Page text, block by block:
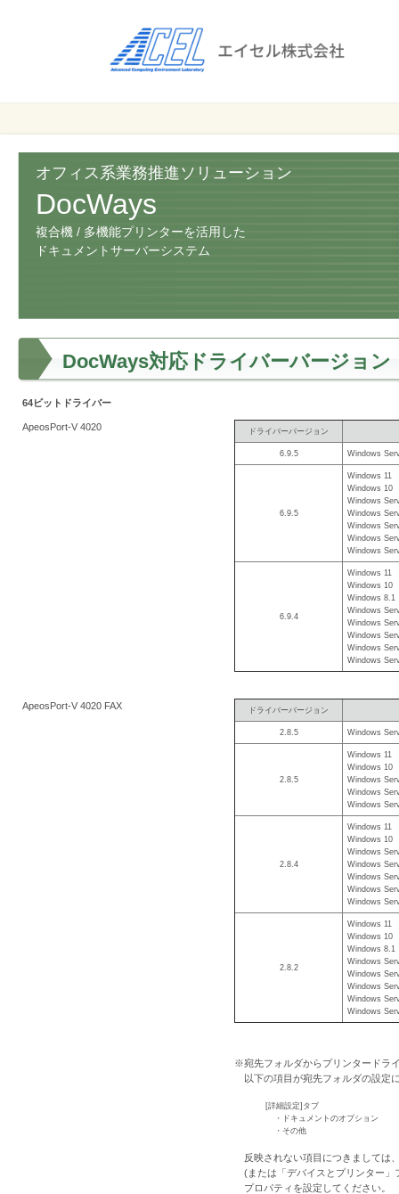
株式会社
ス
効
率
化
ス
削
オフィス系業務推進ソリューション
DocWays
複合機 / 多機能プリンターを活用した
ドキュメントサーバーシステム
DocWays対応ドライバーバージョン
64ビットドライバー
ApeosPort-V 4020 ドライバーバージョン
6.9.5 Windows
6.9.5
Windows 11
Windows 10
Windows
Windows
Windows
Windows
Windows
6.9.4
Windows 11
Windows 10
Windows 8.1
Windows
Windows
Windows
Windows
Windows
ApeosPort-V 4020 FAX ドライバーバージョン
2.8.5 Windows
2.8.5
Windows 11
Windows 10
Windows
Windows
Windows
2.8.4
Windows 11
Windows 10
Windows
Windows
Windows
Windows
Windows
2.8.2
Windows 11
Windows 10
Windows 8.1
Windows
Windows
Windows
Windows
Windows
※宛先フォルダからプリンタードラ
以下の項目が宛先フォルダの設定
[詳細設定]タブ
・ドキュメントのオプション
・その他
反映されない項目につきましては
(または「デバイスとプリンター
プロパティを設定してください。
セ
株
式
会
社